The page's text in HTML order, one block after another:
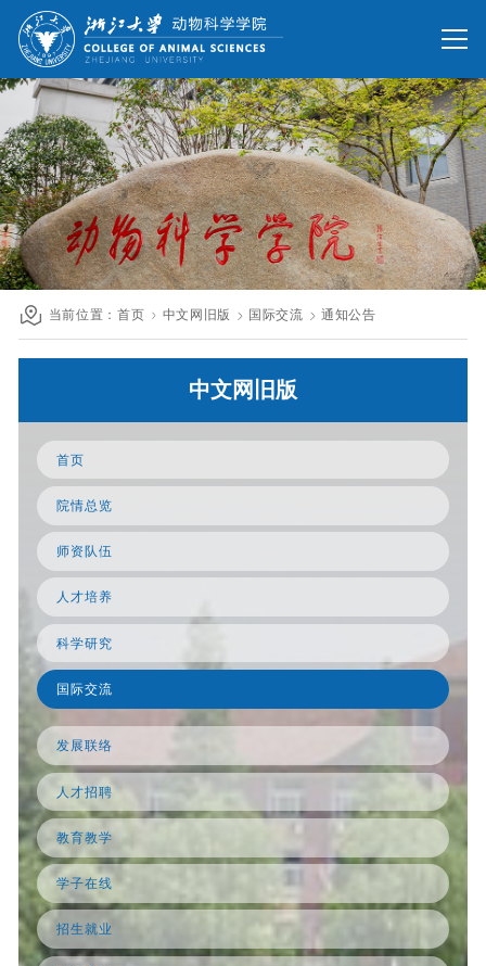
网站首页
院情总览
师资队伍
人才培养
科学研究
国际交流
发展联络
英文网站
旧版回顾
当前位置：首页 中文网旧版 国际交流 通知公告
中文网旧版
首页
院情总览
师资队伍
人才培养
科学研究
国际交流
发展联络
人才招聘
教育教学
学子在线
招生就业